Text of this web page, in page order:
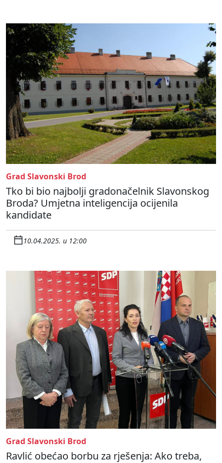
Grad Slavonski Brod
Tko bi bio najbolji gradonačelnik Slavonskog
Broda? Umjetna inteligencija ocijenila
kandidate
10.04.2025. u 12:00
Grad Slavonski Brod
Ravlić obećao borbu za rješenja: Ako treba,